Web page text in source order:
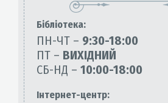
Бiблiотека:
ПН-ЧТ – 9:30-18:00
ПТ – ВИХІДНИЙ
СБ-НД – 10:00-18:00
Інтернет-центр: